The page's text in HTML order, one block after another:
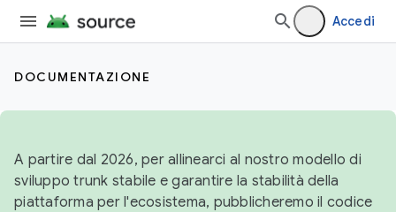
Accedi
DOCUMENTAZIONE
A partire dal 2026, per allinearci al nostro modello di
sviluppo trunk stabile e garantire la stabilità della
piattaforma per l'ecosistema, pubblicheremo il codice